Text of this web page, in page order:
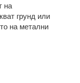
на
грунд или
на метални